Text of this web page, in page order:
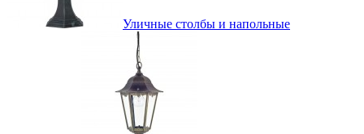
Уличные столбы и напольные